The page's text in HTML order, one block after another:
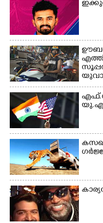
മത്സരത്തിനിടെ
ട്രാക്കിന് കുറുകെ ഓടുന്ന
നായകൾ.